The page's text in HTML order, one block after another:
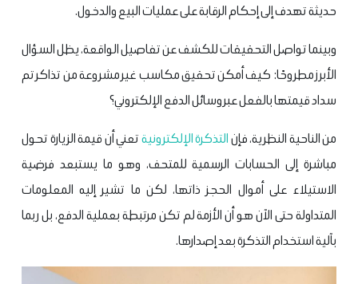
حديثة تهدف إلى إحكام الرقابة على عمليات البيع والدخول.
وبينما تواصل التحقيقات للكشف عن تفاصيل الواقعة، يظل السؤال
الأبرز مطروحًا: كيف أمكن تحقيق مكاسب غير مشروعة من تذاكر تم
سداد قيمتها بالفعل عبر وسائل الدفع الإلكتروني؟
من الناحية النظرية، فإنالتذكرة الإلكترونيةتعني أن قيمة الزيارة تحول
مباشرة إلى الحسابات الرسمية للمتحف، وهو ما يستبعد فرضية
الاستيلاء على أموال الحجز ذاتها، لكن ما تشير إليه المعلومات
المتداولة حتى الآن هو أن الأزمة لم تكن مرتبطة بعملية الدفع، بل ربما
بآلية استخدام التذكرة بعد إصدارها.